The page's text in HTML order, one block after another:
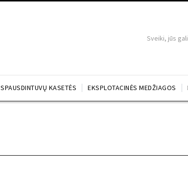
Sveiki, jūs
SPAUSDINTUVŲ KASETĖS EKSPLOTACINĖS MEDŽIAGOS